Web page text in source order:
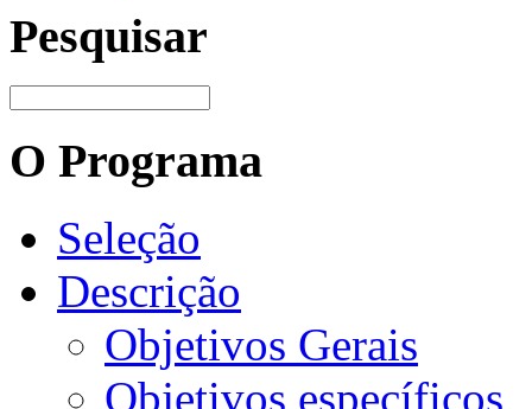
Pesquisar
O Programa
Seleção
Descrição
Objetivos Gerais
Objetivos específicos